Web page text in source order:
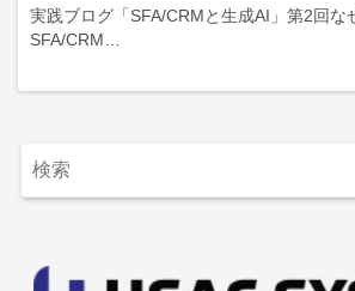
実践ブログ「SFA/CRMと生成AI」第2回な
SFA/CRM…